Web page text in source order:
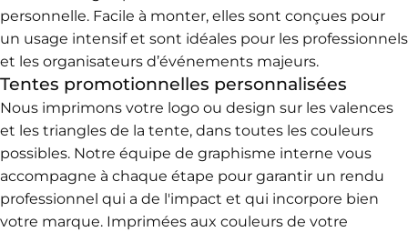
personnelle. Facile à monter, elles sont conçues pour
un usage intensif et sont idéales pour les professionnels
et les organisateurs d’événements majeurs.
Tentes promotionnelles personnalisées
Nous imprimons votre logo ou design sur les valences
et les triangles de la tente, dans toutes les couleurs
possibles. Notre équipe de graphisme interne vous
accompagne à chaque étape pour garantir un rendu
professionnel qui a de l'impact et qui incorpore bien
votre marque. Imprimées aux couleurs de votre